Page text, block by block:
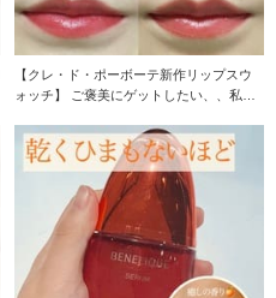
【クレ・ド・ポーボーテ新作リップスウ
ォッチ】 ご褒美にゲットしたい、、私の